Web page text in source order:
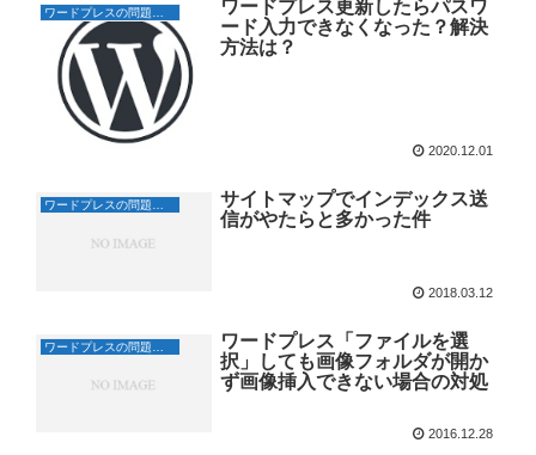
ワードプレスの問題と対処法
ワードプレス更新したらパスワ
ード入力できなくなった？解決
方法は？
2020.12.01
サイトマップでインデックス送
信がやたらと多かった件
2018.03.12
ワードプレス「ファイルを選
択」しても画像フォルダが開か
ず画像挿入できない場合の対処
2016.12.28